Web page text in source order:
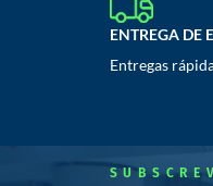
ENTREGA DE
Entregas